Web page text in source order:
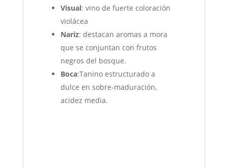
Visual: vino de fuerte coloración
violácea
Nariz: destacan aromas a mora
que se conjuntan con frutos
negros del bosque.
Boca:Tanino estructurado a
dulce en sobre-maduración,
acidez media.